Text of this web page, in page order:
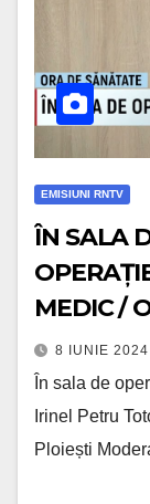
EMISIUNI RNTV
ÎN SALA
MEDIC /
8 IUNIE 2024
În sala de
Irinel Petru
Ploiești